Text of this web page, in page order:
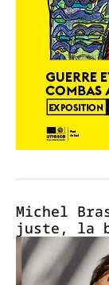
Michel
juste, la